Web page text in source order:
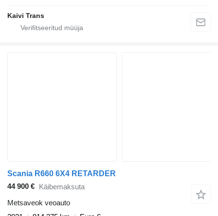
Kaivi Trans
Scania R660 6X4 RETARDER
44 900 € Käibemaksuta
Metsaveok veoauto